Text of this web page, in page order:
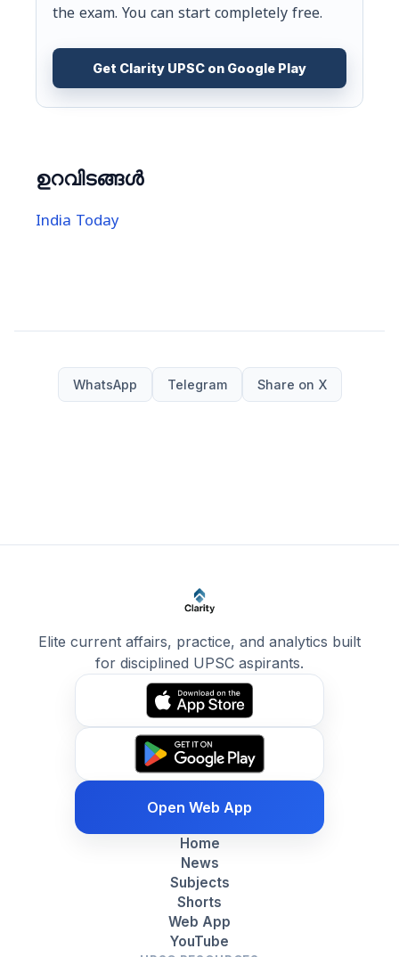
the exam. You can start completely free.
Get Clarity UPSC on Google Play
ഉറവിടങ്ങൾ
India Today
WhatsApp Telegram Share on X
Elite current affairs, practice, and analytics built
for disciplined UPSC aspirants.
Open Web App
Home
News
Subjects
Shorts
Web App
YouTube